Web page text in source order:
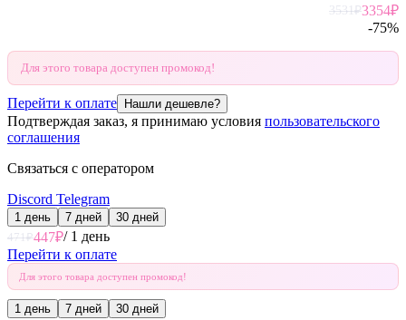
3531₽3354₽
-75%
Для этого товара доступен промокод!
Перейти к оплате Нашли дешевле?
Подтверждая заказ, я принимаю условия пользовательского
соглашения
Связаться с оператором
Discord Telegram
1 день 7 дней
30 дней
471₽447₽/ 1 день
Перейти к оплате
Для этого товара доступен промокод!
1 день 7 дней 30 дней